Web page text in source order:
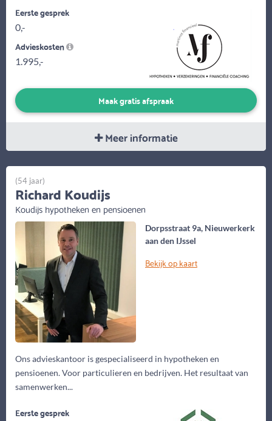
Eerste gesprek
0,-
Advieskosten
1.995,-
Maak gratis afspraak
Meer informatie
Dorpsstraat 9a, Nieuwerkerk
aan den IJssel
Bekijk op kaart
Ons advieskantoor is gespecialiseerd in hypotheken en
pensioenen. Voor particulieren en bedrijven. Het resultaat van
samenwerken...
(54 jaar)
Richard Koudijs
Koudijs hypotheken en pensioenen
Eerste gesprek